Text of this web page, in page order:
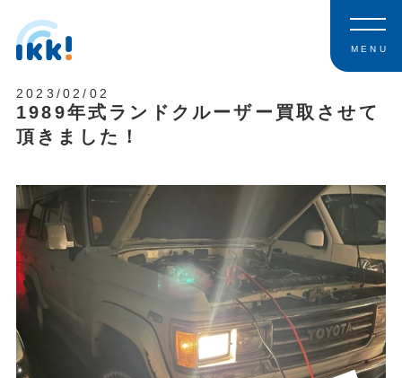
MENU
2023/02/02
1989年式ランドクルーザー買取させて
頂きました！